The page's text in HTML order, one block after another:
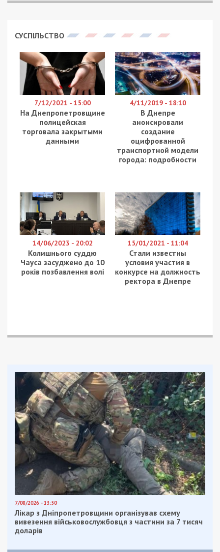
СУСПІЛЬСТВО
7/12/2021 - 15:00
На Днепропетровщине
полицейская
торговала закрытыми
данными
4/11/2019 - 18:10
В Днепре
анонсировали
создание
оцифрованной
транспортной модели
города: подробности
14/06/2023 - 20:02
Колишнього суддю
Чауса засуджено до 10
років позбавлення волі
15/01/2021 - 11:04
Стали известны
условия участия в
конкурсе на должность
ректора в Днепре
7/08/2026 - 13:30
Лікар з Дніпропетровщини організував схему
вивезення військовослужбовця з частини за 7 тисяч
доларів